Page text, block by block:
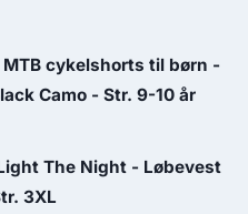
cykelshorts til børn -
Camo - Str. 9-10 år
The Night - Løbevest
3XL